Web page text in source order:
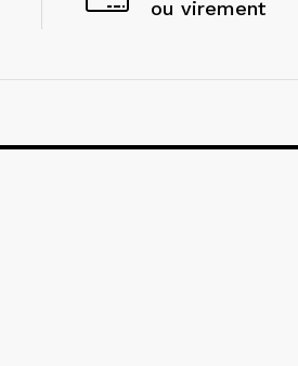
ou virement